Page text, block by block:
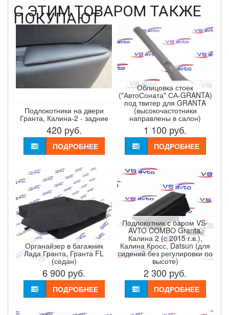
С ЭТИМ ТОВАРОМ ТАКЖЕ
ПОКУПАЮТ
Подлокотники на двери
Гранта, Калина-2 - задние
420 руб.
ПОДРОБНЕЕ
Облицовка стоек
("АвтоСоната" СА-GRANTA)
под твитер для GRANTA
(высокочастотники
направлены в салон)
1 100 руб.
ПОДРОБНЕЕ
Органайзер в багажник
Лада Гранта, Гранта FL
(седан)
6 900 руб.
ПОДРОБНЕЕ
Подлокотник с баром VS-
AVTO COMBO Granta,
Калина 2 (с 2015 г.в.),
Калина Кросс, Datsun (для
сидений без регулировки по
высоте)
2 300 руб.
ПОДРОБНЕЕ